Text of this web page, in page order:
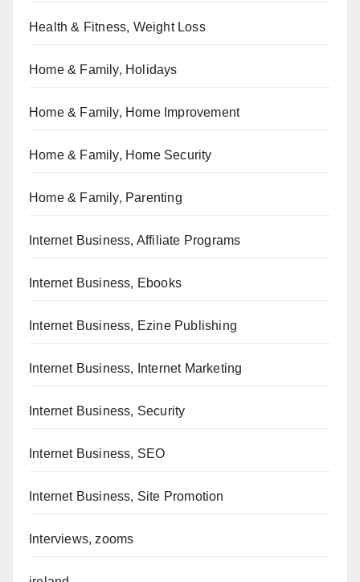
Health & Fitness, Weight Loss
Home & Family, Holidays
Home & Family, Home Improvement
Home & Family, Home Security
Home & Family, Parenting
Internet Business, Affiliate Programs
Internet Business, Ebooks
Internet Business, Ezine Publishing
Internet Business, Internet Marketing
Internet Business, Security
Internet Business, SEO
Internet Business, Site Promotion
Interviews, zooms